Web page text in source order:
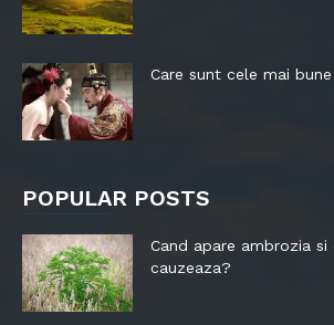
Care sunt cele mai
POPULAR POSTS
Cand apare ambrozia si
cauzeaza?